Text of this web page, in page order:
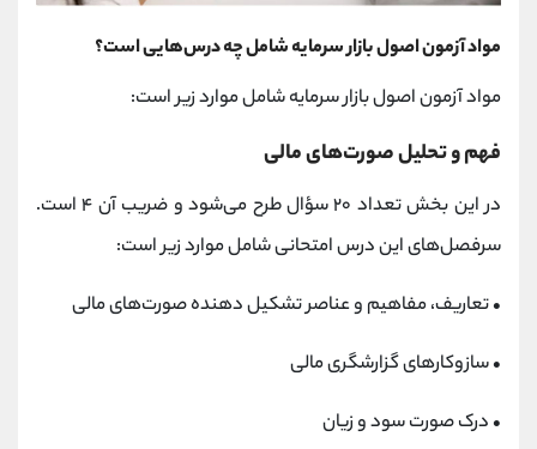
مواد آزمون اصول بازار سرمایه شامل چه درس‌هایی است؟
مواد آزمون اصول بازار سرمایه شامل موارد زیر است:
فهم و تحلیل صورت‌های مالی
در این بخش تعداد ۲۰ سؤال طرح می‌شود و ضریب آن ۴ است.
سرفصل‌های این درس امتحانی شامل موارد زیر است:
• تعاریف، مفاهیم و عناصر تشکیل‌ دهنده صورت‌های مالی
• سازوکارهای گزارشگری مالی
• درک صورت سود و زیان